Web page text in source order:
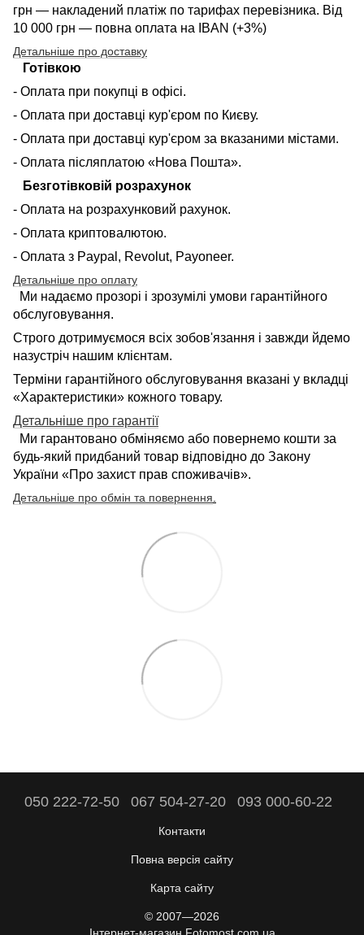
грн — накладений платіж по тарифах перевізника. Від
10 000 грн — повна оплата на IBAN (+3%)
Детальніше про доставку
Готівкою
- Оплата при покупці в офісі.
- Оплата при доставці кур'єром по Києву.
- Оплата при доставці кур'єром за вказаними містами.
- Оплата післяплатою «Нова Пошта».
Безготівковій розрахунок
- Оплата на розрахунковий рахунок.
- Оплата криптовалютою.
- Оплата з Paypal, Revolut, Payoneer.
Детальніше про оплату
Ми надаємо прозорі і зрозумілі умови гарантійного
обслуговування.
Строго дотримуємося всіх зобов'язання і завжди йдемо
назустріч нашим клієнтам.
Терміни гарантійного обслуговування вказані у вкладці
«Характеристики» кожного товару.
Детальніше про гарантії
Ми гарантовано обміняємо або повернемо кошти за
будь-який придбаний товар відповідно до Закону
України «Про захист прав споживачів».
Детальніше про обмін та повернення
050 222-72-50 067 504-27-20 093 000-60-22
Контакти
Повна версія сайту
Карта сайту
© 2007—2026